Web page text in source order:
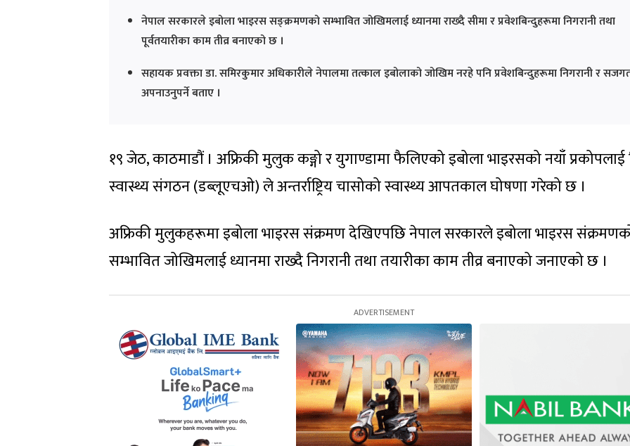
नेपाल सरकारले इबोला भाइरस सङ्क्रमणको सम्भावित जोखिमलाई ध्यानमा राख्दै सीमा र प्रवेशबिन्दुहरूमा निगरानी तथा
पूर्वतयारीका काम तीव्र बनाएको छ ।
सहायक प्रवक्ता डा. समिरकुमार अधिकारीले नेपालमा तत्काल इबोलाको जोखिम नरहे पनि प्रवेशबिन्दुहरूमा निगरानी र
अपनाउनुपर्ने बताए ।
१९ जेठ, काठमाडौं । अफ्रिकी मुलुक कङ्गो र युगाण्डामा फैलिएको इबोला भाइरसको नयाँ प्रकोपलाई
स्वास्थ्य संगठन (डब्लूएचओ) ले अन्तर्राष्ट्रिय चासोको स्वास्थ्य आपतकाल घोषणा गरेको छ ।
अफ्रिकी मुलुकहरूमा इबोला भाइरस संक्रमण देखिएपछि नेपाल सरकारले इबोला भाइरस
सम्भावित जोखिमलाई ध्यानमा राख्दै निगरानी तथा तयारीका काम तीव्र बनाएको जनाएको छ ।